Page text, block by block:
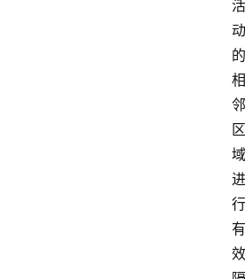
活
动
的
相
邻
区
域
进
行
有
效